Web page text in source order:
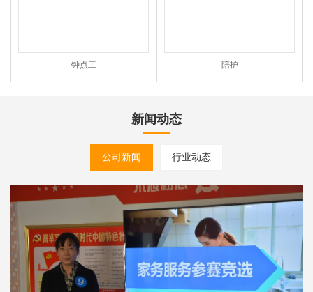
钟点工 陪护
新闻动态
公司新闻 行业动态